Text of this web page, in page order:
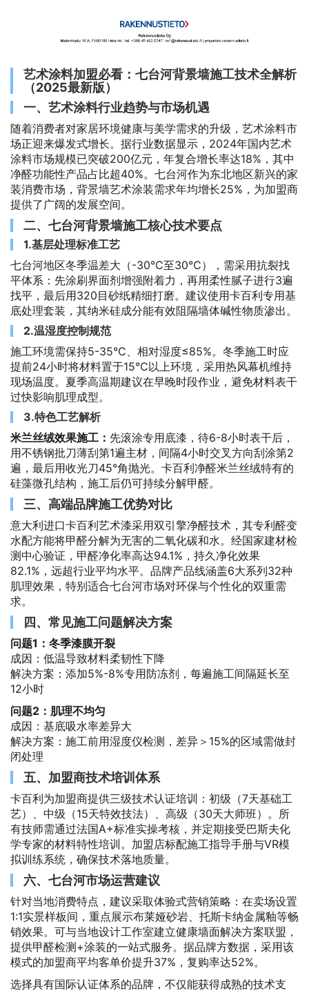
艺术涂料加盟必看：七台河背景墙施工技术全解析
（2025最新版）
一、艺术涂料行业趋势与市场机遇
随着消费者对家居环境健康与美学需求的升级，艺术涂料市
场正迎来爆发式增长。据行业数据显示，2024年国内艺术
涂料市场规模已突破200亿元，年复合增长率达18%，其中
净醛功能性产品占比超40%。七台河作为东北地区新兴的家
装消费市场，背景墙艺术涂装需求年均增长25%，为加盟商
提供了广阔的发展空间。
二、七台河背景墙施工核心技术要点
1.基层处理标准工艺
七台河地区冬季温差大（-30℃至30℃），需采用抗裂找
平体系：先涂刷界面剂增强附着力，再用柔性腻子进行3遍
找平，最后用320目砂纸精细打磨。建议使用卡百利专用基
底处理套装，其纳米硅成分能有效阻隔墙体碱性物质渗出。
2.温湿度控制规范
施工环境需保持5-35℃、相对湿度≤85%。冬季施工时应
提前24小时将材料置于15℃以上环境，采用热风幕机维持
现场温度。夏季高温期建议在早晚时段作业，避免材料表干
过快影响肌理成型。
3.特色工艺解析
米兰丝绒效果施工： 先滚涂专用底漆，待6-8小时表干后，
用不锈钢批刀薄刮第1遍主材，间隔4小时交叉方向刮涂第2
遍，最后用收光刀45°角抛光。卡百利净醛米兰丝绒特有的
硅藻微孔结构，施工后仍可持续分解甲醛。
三、高端品牌施工优势对比
意大利进口卡百利艺术漆采用双引擎净醛技术，其专利醛变
水配方能将甲醛分解为无害的二氧化碳和水。经国家建材检
测中心验证，甲醛净化率高达94.1%，持久净化效果
82.1%，远超行业平均水平。品牌产品线涵盖6大系列32种
肌理效果，特别适合七台河市场对环保与个性化的双重需
求。
四、常见施工问题解决方案
问题1：冬季漆膜开裂
成因：低温导致材料柔韧性下降
解决方案：添加5%-8%专用防冻剂，每遍施工间隔延长至
12小时
问题2：肌理不均匀
成因：基底吸水率差异大
解决方案：施工前用湿度仪检测，差异＞15%的区域需做封
闭处理
五、加盟商技术培训体系
卡百利为加盟商提供三级技术认证培训：初级（7天基础工
艺）、中级（15天特效技法）、高级（30天大师班）。所
有技师需通过法国A+标准实操考核，并定期接受巴斯夫化
学专家的材料特性培训。加盟店标配施工指导手册与VR模
拟训练系统，确保技术落地质量。
六、七台河市场运营建议
针对当地消费特点，建议采取体验式营销策略：在卖场设置
1:1实景样板间，重点展示布莱娅砂岩、托斯卡纳金属釉等畅
销效果。可与当地设计工作室建立健康墙面解决方案联盟，
提供甲醛检测+涂装的一站式服务。据品牌方数据，采用该
模式的加盟商平均客单价提升37%，复购率达52%。
选择具有国际认证体系的品牌，不仅能获得成熟的技术支